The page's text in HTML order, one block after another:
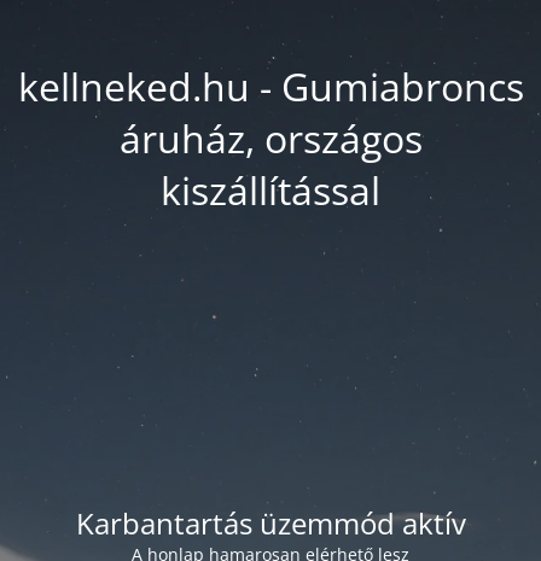
kellneked.hu - Gumiabroncs
áruház, országos
kiszállítással
Karbantartás üzemmód aktív
A honlap hamarosan elérhető lesz